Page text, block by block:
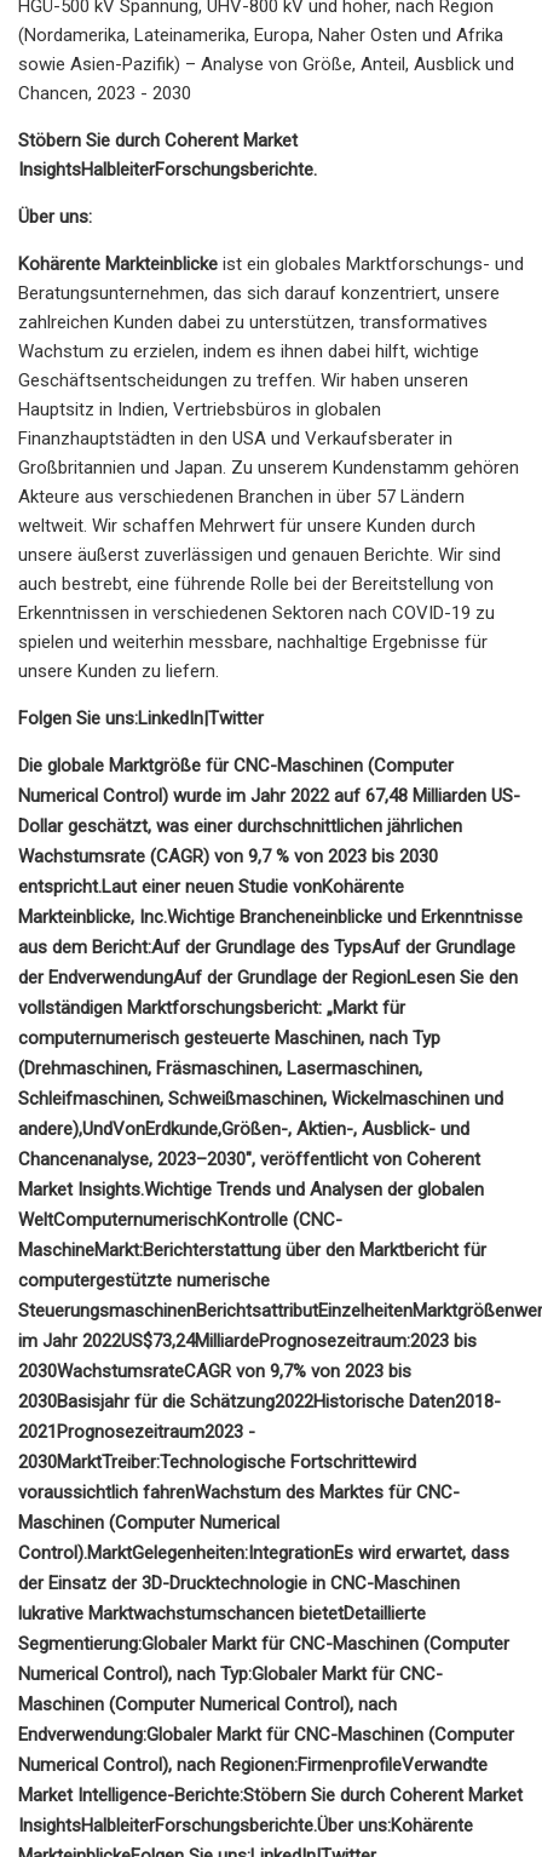
HGÜ-500 kV Spannung, UHV-800 kV und höher, nach Region
(Nordamerika, Lateinamerika, Europa, Naher Osten und Afrika
sowie Asien-Pazifik) – Analyse von Größe, Anteil, Ausblick und
Chancen, 2023 - 2030
Stöbern Sie durch Coherent Market
InsightsHalbleiterForschungsberichte.
Über uns:
Kohärente Markteinblicke ist ein globales Marktforschungs- und
Beratungsunternehmen, das sich darauf konzentriert, unsere
zahlreichen Kunden dabei zu unterstützen, transformatives
Wachstum zu erzielen, indem es ihnen dabei hilft, wichtige
Geschäftsentscheidungen zu treffen. Wir haben unseren
Hauptsitz in Indien, Vertriebsbüros in globalen
Finanzhauptstädten in den USA und Verkaufsberater in
Großbritannien und Japan. Zu unserem Kundenstamm gehören
Akteure aus verschiedenen Branchen in über 57 Ländern
weltweit. Wir schaffen Mehrwert für unsere Kunden durch
unsere äußerst zuverlässigen und genauen Berichte. Wir sind
auch bestrebt, eine führende Rolle bei der Bereitstellung von
Erkenntnissen in verschiedenen Sektoren nach COVID-19 zu
spielen und weiterhin messbare, nachhaltige Ergebnisse für
unsere Kunden zu liefern.
Folgen Sie uns:LinkedIn|Twitter
Die globale Marktgröße für CNC-Maschinen (Computer
Numerical Control) wurde im Jahr 2022 auf 67,48 Milliarden US-
Dollar geschätzt, was einer durchschnittlichen jährlichen
Wachstumsrate (CAGR) von 9,7 % von 2023 bis 2030
entspricht.Laut einer neuen Studie vonKohärente
Markteinblicke, Inc.Wichtige Brancheneinblicke und Erkenntnisse
aus dem Bericht:Auf der Grundlage des TypsAuf der Grundlage
der EndverwendungAuf der Grundlage der RegionLesen Sie den
vollständigen Marktforschungsbericht: „Markt für
computernumerisch gesteuerte Maschinen, nach Typ
(Drehmaschinen, Fräsmaschinen, Lasermaschinen,
Schleifmaschinen, Schweißmaschinen, Wickelmaschinen und
andere),UndVonErdkunde,Größen-, Aktien-, Ausblick- und
Chancenanalyse, 2023–2030", veröffentlicht von Coherent
Market Insights.Wichtige Trends und Analysen der globalen
WeltComputernumerischKontrolle (CNC-
MaschineMarkt:Berichterstattung über den Marktbericht für
computergestützte numerische
SteuerungsmaschinenBerichtsattributEinzelheiten
im Jahr 2022US$73,24MilliardePrognosezeitraum:2023 bis
2030WachstumsrateCAGR von 9,7% von 2023 bis
2030Basisjahr für die Schätzung2022Historische Daten2018-
2021Prognosezeitraum2023 -
2030MarktTreiber:Technologische Fortschrittewird
voraussichtlich fahrenWachstum des Marktes für CNC-
Maschinen (Computer Numerical
Control).MarktGelegenheiten:IntegrationEs wird erwartet, dass
der Einsatz der 3D-Drucktechnologie in CNC-Maschinen
lukrative Marktwachstumschancen bietetDetaillierte
Segmentierung:Globaler Markt für CNC-Maschinen (Computer
Numerical Control), nach Typ:Globaler Markt für CNC-
Maschinen (Computer Numerical Control), nach
Endverwendung:Globaler Markt für CNC-Maschinen (Computer
Numerical Control), nach Regionen:FirmenprofileVerwandte
Market Intelligence-Berichte:Stöbern Sie durch Coherent Market
InsightsHalbleiterForschungsberichte.Über uns:Kohärente